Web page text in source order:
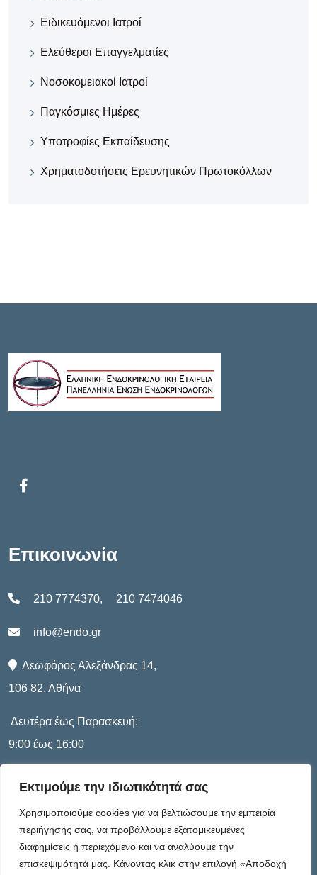
Εκτιμούμε την ιδιωτικότητά σας
Χρησιμοποιούμε cookies για να βελτιώσουμε την εμπειρία
περιήγησής σας, να προβάλλουμε εξατομικευμένες
διαφημίσεις ή περιεχόμενο και να αναλύουμε την
επισκεψιμότητά μας. Κάνοντας κλικ στην επιλογή «Αποδοχή
Ειδικευόμενοι Ιατροί
Ελεύθεροι Επαγγελματίες
Νοσοκομειακοί Iατροί
Παγκόσμιες Ημέρες
Υποτροφίες Εκπαίδευσης
Χρηματοδοτήσεις Ερευνητικών Πρωτοκόλλων
Επικοινωνία
210 7774370, 210 7474046
info@endo.gr
Λεωφόρος Αλεξάνδρας 14,
106 82, Αθήνα
Δευτέρα έως Παρασκευή:
9:00 έως 16:00
Πληροφορίες
Καταστατικό